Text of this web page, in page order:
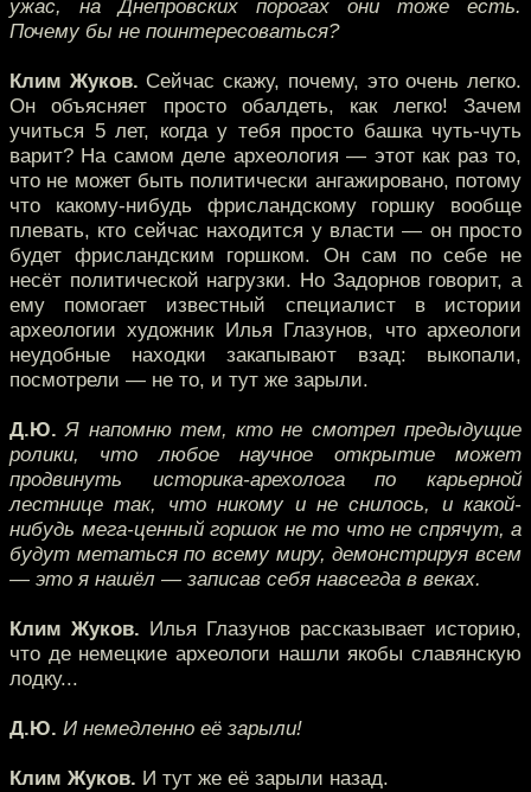
ужас, на Днепровских порогах они тоже есть.
Почему бы не поинтересоваться?
Клим Жуков. Сейчас скажу, почему, это очень легко.
Он объясняет просто обалдеть, как легко! Зачем
учиться 5 лет, когда у тебя просто башка чуть-чуть
варит? На самом деле археология — этот как раз то,
что не может быть политически ангажировано, потому
что какому-нибудь фрисландскому горшку вообще
плевать, кто сейчас находится у власти — он просто
будет фрисландским горшком. Он сам по себе не
несёт политической нагрузки. Но Задорнов говорит, а
ему помогает известный специалист в истории
археологии художник Илья Глазунов, что археологи
неудобные находки закапывают взад: выкопали,
посмотрели — не то, и тут же зарыли.
Д.Ю. Я напомню тем, кто не смотрел предыдущие
ролики, что любое научное открытие может
продвинуть историка-арехолога по карьерной
лестнице так, что никому и не снилось, и какой-
нибудь мега-ценный горшок не то что не спрячут, а
будут метаться по всему миру, демонстрируя всем
— это я нашёл — записав себя навсегда в веках.
Клим Жуков. Илья Глазунов рассказывает историю,
что де немецкие археологи нашли якобы славянскую
лодку...
Д.Ю. И немедленно её зарыли!
Клим Жуков. И тут же её зарыли назад.